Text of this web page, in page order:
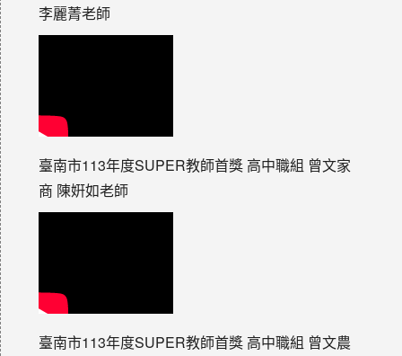
李麗菁老師
臺南市113年度SUPER教師首獎 高中職組 曾文家
商 陳姸如老師
臺南市113年度SUPER教師首獎 高中職組 曾文農